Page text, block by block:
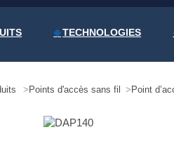
TECHNOLOGIES
Points d'accès sans fil Point